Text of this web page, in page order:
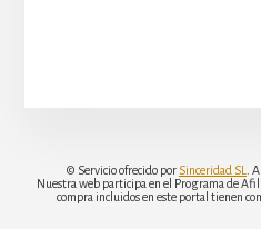
© Servicio ofrecido por Sinceridad SL
.
Nuestra web participa en el Programa de
compra incluidos en este portal tienen